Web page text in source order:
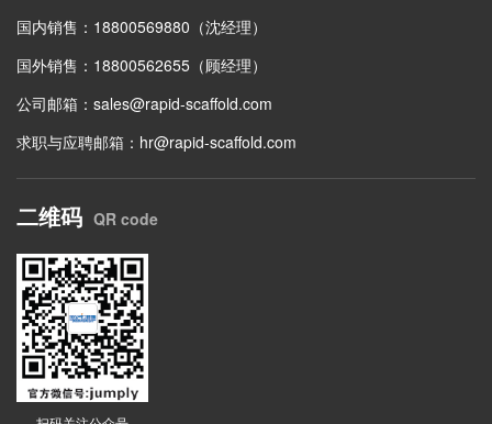
国内销售：18800569880（沈经理）
国外销售：18800562655（顾经理）
公司邮箱： sales@rapid-scaffold.com
求职与应聘邮箱： hr@rapid-scaffold.com
二维码 QR code